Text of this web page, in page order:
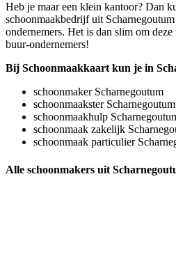
Heb je maar een klein kantoor? Dan
schoonmaakbedrijf uit
ondernemers. Het is dan slim om
buur-ondernemers!
Bij Schoonmaakkaart kun je in
schoonmaker Scharnegoutum
schoonmaakster Scharnegoutum
schoonmaakhulp
schoonmaak zakelijk
schoonmaak particulier
Alle schoonmakers uit